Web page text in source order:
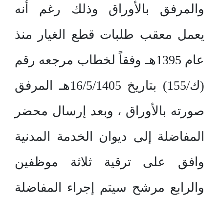
والمرفق بالأوراق وذلك رغم أنه
يعمل معقب طلبات قطع الغيار منذ
عام 1395هـ وفقاً لخطاب مرجعه رقم
(ك/155) بتاريخ 16/5/1405هـ المرفق
صورته بالأوراق ، وبعد إرسال محضر
المفاضلة إلى ديوان الخدمة المدنية
وافق على ترقية ثلاثة موظفين
والرابع مرشح سيتم إجراء المفاضلة